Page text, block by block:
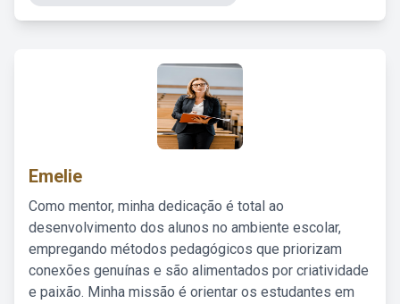
Emelie
Como mentor, minha dedicação é total ao
desenvolvimento dos alunos no ambiente escolar,
empregando métodos pedagógicos que priorizam
conexões genuínas e são alimentados por criatividade
e paixão. Minha missão é orientar os estudantes em